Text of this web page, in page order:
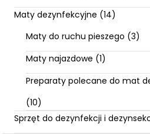
Maty dezynfekcyjne (14)
Maty do ruchu pieszego (3)
Maty najazdowe (1)
Preparaty polecane do mat
(10)
Sprzęt do dezynfekcji i